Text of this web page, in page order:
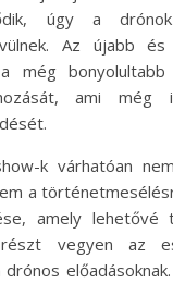
úgy a
Az újabb és
még bonyolultabb
ami még
k várhatóan
a
amely lehetővé
vegyen az